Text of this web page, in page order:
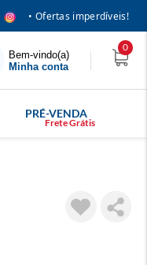
• Ofertas imperdíveis!
Bem-vindo(a)
Minha conta
0
PRÉ-VENDA